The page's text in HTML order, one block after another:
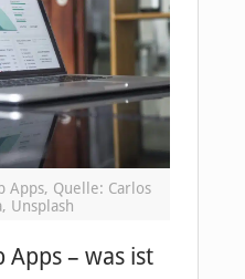
Apps, Quelle: Carlos
Unsplash
Apps – was ist